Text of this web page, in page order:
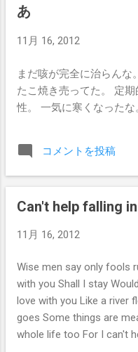
あ
11月 16, 2012
まだ咳が完全に治らんな
たこ焼き売ってた。 定
性。 一気に寒くなったな
コメントを投稿
Can't help falling
11月 16, 2012
Wise men say only fools
with you Shall I stay
love with you Like a river
goes Some things are
whole life too For I can't